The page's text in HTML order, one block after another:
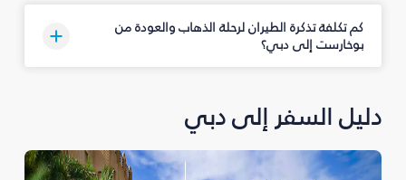
كم تكلفة تذكرة الطيران لرحلة الذهاب والعودة من
بوخارست إلى دبي؟
دليل السفر إلى دبي